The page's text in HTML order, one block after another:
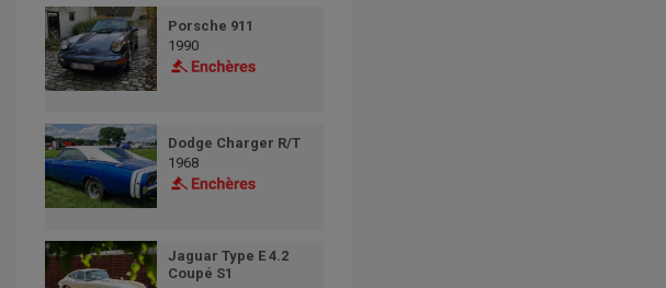
Porsche 911
1990
Dodge Charger R/T
1968
Jaguar Type E 4.2
Coupé S1